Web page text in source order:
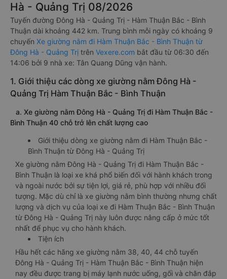
Hà - Quảng Trị 08/2026
Tuyến đường Đông Hà - Quảng Trị - Hàm Thuận Bắc - Bình
Thuận dài khoảng 442 km. Trung bình mỗi ngày có khoảng 9
chuyến Xe giường nằm đi Hàm Thuận Bắc - Bình Thuận từ
Đông Hà - Quảng Trị trên Vexere.com bắt đầu từ 06:30 đến
14:06 bởi 9 nhà xe: Tân Quang Dũng vận hành.
1. Giới thiệu các dòng xe giường nằm Đông Hà -
Quảng Trị Hàm Thuận Bắc - Bình Thuận
a. Xe giường nằm Đông Hà - Quảng Trị đi Hàm Thuận Bắc -
Bình Thuận 40 chỗ trở lên chất lượng cao
Giới thiệu dòng xe giường nằm đi Hàm Thuận Bắc -
Bình Thuận từ Đông Hà - Quảng Trị
Xe giường nằm Đông Hà - Quảng Trị đi Hàm Thuận Bắc -
Bình Thuận là loại xe khá phổ biến đối với hành khách trong
và ngoài nước bởi sự tiện lợi, giá rẻ, phù hợp với nhiều đối
tượng. Mặc dù chỉ là xe giường nằm bình thường nhưng chất
lượng và dịch vụ của loại xe đi Hàm Thuận Bắc - Bình Thuận
từ Đông Hà - Quảng Trị này luôn được nâng cấp ở mức tốt
nhất để phục vụ cho hành khách.
Tiện ích
Hầu hết các hãng xe giường nằm 38, 40, 44 chỗ tuyến
Đông Hà - Quảng Trị - Hàm Thuận Bắc - Bình Thuận hiện
nay đều được trang bị máy lạnh nước uống, gối và chăn đắp